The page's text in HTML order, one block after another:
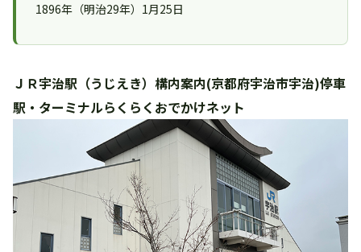
1896年（明治29年）1月25日
ＪＲ宇治駅（うじえき）構内案内(京都府宇治市宇治)停車
駅・ターミナルらくらくおでかけネット